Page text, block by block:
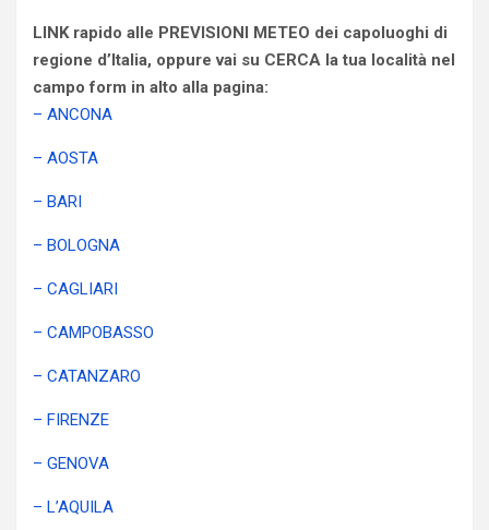
LINK rapido alle PREVISIONI METEO dei capoluoghi di
regione d’Italia, oppure vai su CERCA la tua località nel
campo form in alto alla pagina:
– ANCONA
– AOSTA
– BARI
– BOLOGNA
– CAGLIARI
– CAMPOBASSO
– CATANZARO
– FIRENZE
– GENOVA
– L’AQUILA